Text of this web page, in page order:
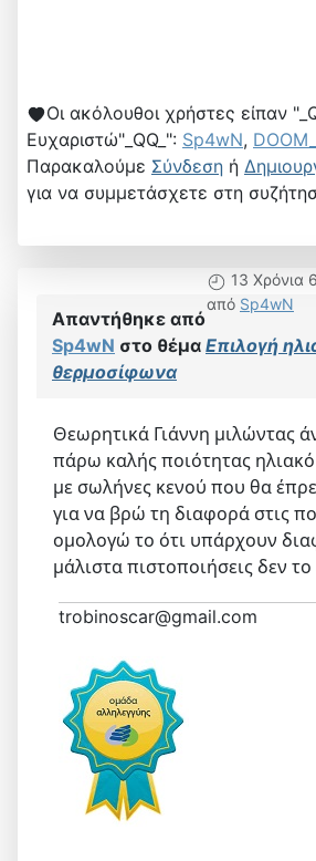
Οι ακόλουθοι χρήστες είπαν
Ευχαριστώ"_QQ_": Sp4wN,
Παρακαλούμε Σύνδεση ή
για να συμμετάσχετε στη
13 Χρόνια
από Sp4wN
Απαντήθηκε από
Sp4wN στο θέμα Επιλογή
θερμοσίφωνα
Θεωρητικά Γιάννη μιλώντας
πάρω καλής ποιότητας
με σωλήνες κενού που θα
για να βρώ τη διαφορά στις
ομολογώ το ότι υπάρχουν
μάλιστα πιστοποιήσεις δεν
trobinoscar@gmail.com